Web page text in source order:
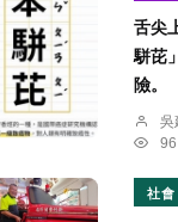
舌尖
駢芘
險。
吳
社會